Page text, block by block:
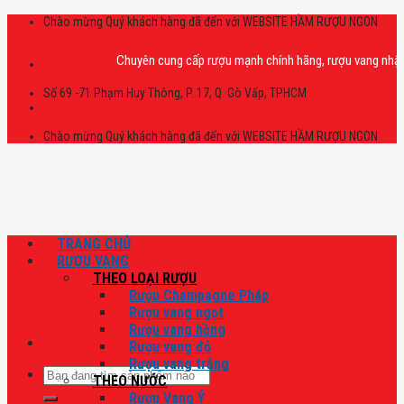
Skip
Chào mừng Quý khách hàng đã đến với WEBSITE HẦM RƯỢU NGON
Chuyên cung cấp rượu mạnh chính hãng, rượu vang nhập
Số 69 -71 Phạm Huy Thông, P. 17, Q. Gò Vấp, TPHCM
Chào mừng Quý khách hàng đã đến với WEBSITE HẦM RƯỢU NGON
Tìm
kiếm:
TRANG CHỦ
RƯỢU VANG
THEO LOẠI RƯỢU
Rượu Champagne Pháp
Rượu vang ngọt
Rượu vang hồng
Rượu vang đỏ
Rượu vang trắng
THEO NƯỚC
Rượu Vang Ý